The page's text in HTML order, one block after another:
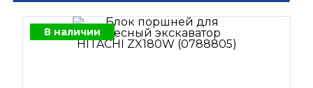
В наличии